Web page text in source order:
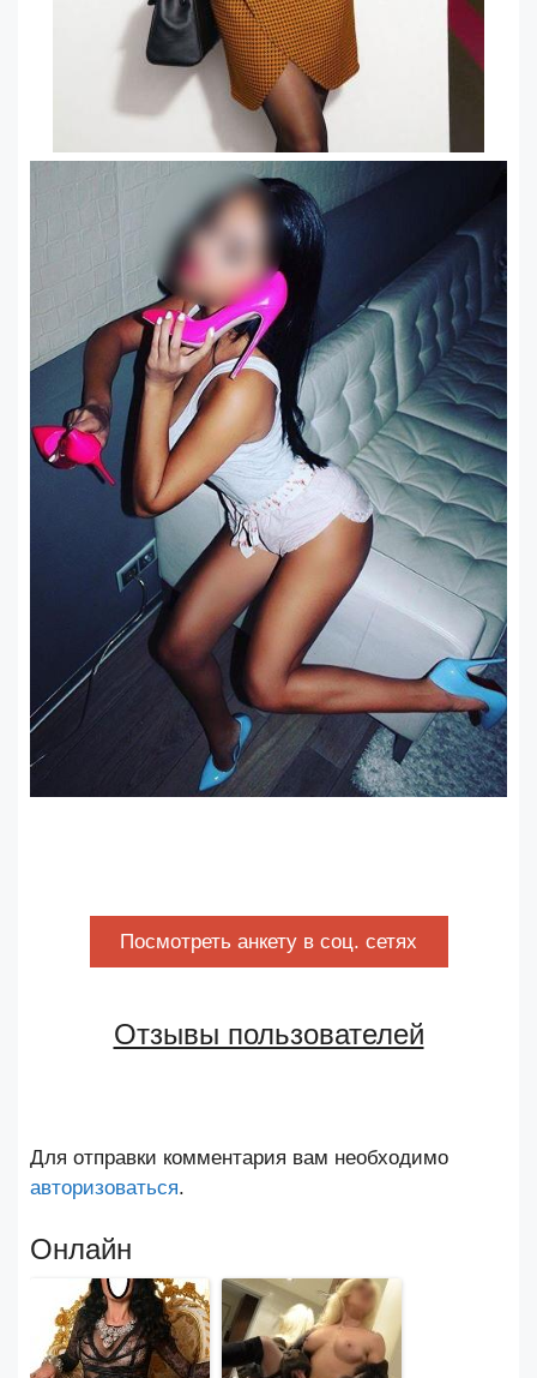
Посмотреть анкету в соц. сетях
Отзывы пользователей
Для отправки комментария вам необходимо
авторизоваться.
Онлайн